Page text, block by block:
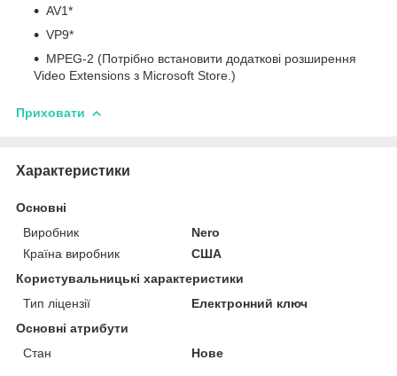
AV1*
VP9*
MPEG-2 (Потрібно встановити додаткові розширення
Video Extensions з Microsoft Store.)
Приховати
Характеристики
Основні
Виробник
Nero
Країна виробник
США
Користувальницькі характеристики
Тип ліцензії
Електронний ключ
Основні атрибути
Стан
Нове